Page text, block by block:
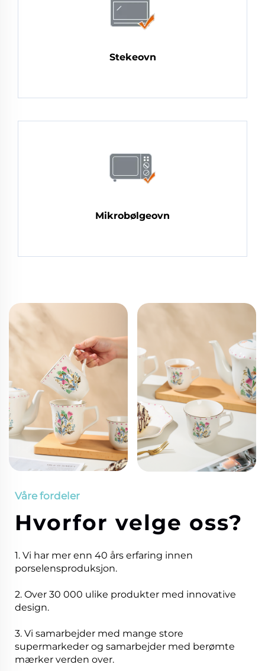
Stekeovn
Mikrobølgeovn
Våre fordeler
Hvorfor velge oss?
1. Vi har mer enn 40 års erfaring innen
porselensproduksjon.
2. Over 30 000 ulike produkter med innovative
design.
3. Vi samarbejder med mange store
supermarkeder og samarbejder med berømte
mærker verden over.